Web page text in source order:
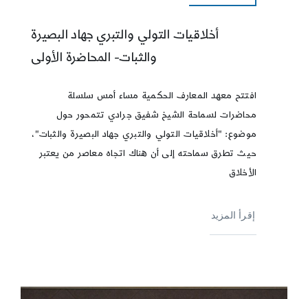
أخلاقيات التولي والتبري جهاد البصيرة
والثبات- المحاضرة الأولى
افتتح معهد المعارف الحكمية مساء أمس سلسلة
محاضرات لسماحة الشيخ شفيق جرادي تتمحور حول
موضوع: "أخلاقيات التولي والتبري جهاد البصيرة والثبات"،
حيث تطرق سماحته إلى أن هناك اتجاه معاصر من يعتبر
الأخلاق
إقرأ المزيد